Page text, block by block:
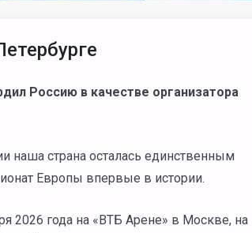
Россию в качестве организатора
наша страна осталась единственным
Европы впервые в истории.
2026 года на «ВТБ Арене» в Москве, на